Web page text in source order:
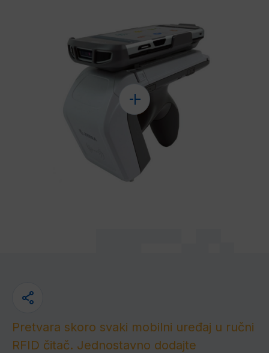
Pretvara skoro svaki mobilni uređaj u ručni
RFID čitač. Jednostavno dodajte